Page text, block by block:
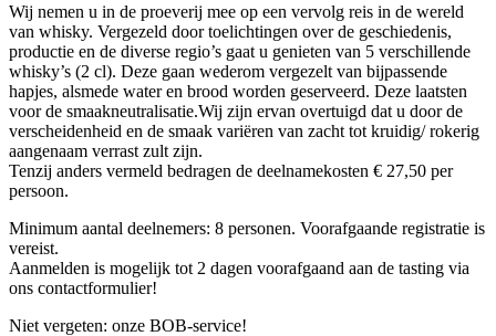
Wij nemen u in de proeverij mee op een vervolg reis in de wereld
van whisky. Vergezeld door toelichtingen over de geschiedenis,
productie en de diverse regio’s gaat u genieten van 5 verschillende
whisky’s (2 cl). Deze gaan wederom vergezelt van bijpassende
hapjes, alsmede water en brood worden geserveerd. Deze laatsten
voor de smaakneutralisatie.Wij zijn ervan overtuigd dat u door de
verscheidenheid en de smaak variëren van zacht tot kruidig/ rokerig
aangenaam verrast zult zijn.
Tenzij anders vermeld bedragen de deelnamekosten € 27,50 per
persoon.
Minimum aantal deelnemers: 8 personen. Voorafgaande registratie is
vereist.
Aanmelden is mogelijk tot 2 dagen voorafgaand aan de tasting via
ons contactformulier!
Niet vergeten: onze BOB-service!